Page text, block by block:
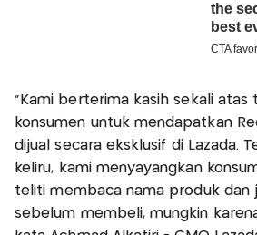
“Kami berterima kasih sekali atas
konsumen untuk mendapatkan
dijual secara eksklusif di Lazada.
keliru, kami menyayangkan
teliti membaca nama produk dan
sebelum membeli, mungkin